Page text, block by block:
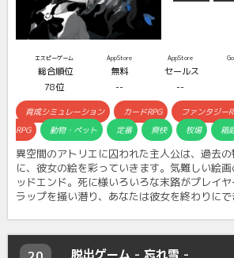
エスピーゲーム
総合順位
78位
AppStore
無料
--
AppStore
セールス
--
育成シミュレーション カードRPG ファンタジー
RPG
動物・ペット 定番 爽快 牧場 箱
異空間のアトリエに囚われた主人公は、過去
に、彼女の絵を彩っていきます。気難しい絵
ッドエンド。死に様いろいろな末路がプレイ
ラップを掻い潜り、あなたは彼女を終わりにで
脱出ゲーム - 忘れ雪 -